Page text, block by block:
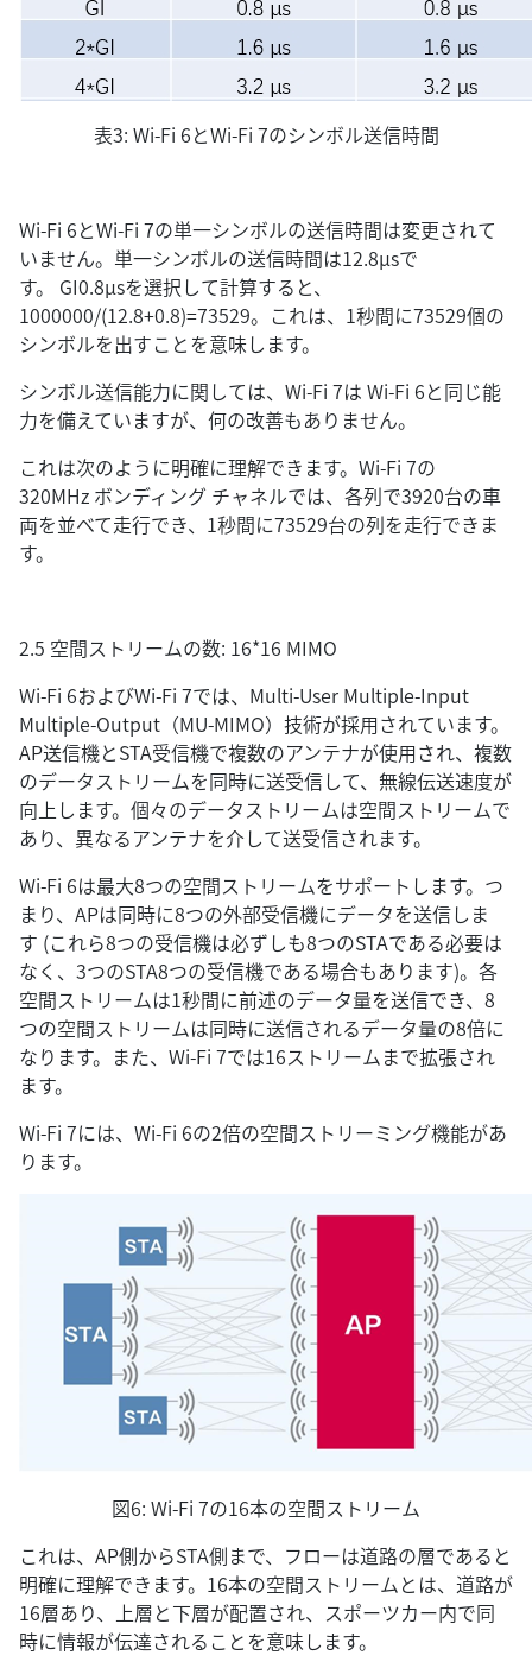
表3: Wi-Fi 6とWi-Fi 7のシンボル送信時間
Wi-Fi 6とWi-Fi 7の単一シンボルの送信時間は変更されて
いません。単一シンボルの送信時間は12.8μsで
す。 GI0.8μsを選択して計算すると、
1000000/(12.8+0.8)=73529。これは、1秒間に73529個の
シンボルを出すことを意味します。
シンボル送信能力に関しては、Wi-Fi 7は Wi-Fi 6と同じ能
力を備えていますが、何の改善もありません。
これは次のように明確に理解できます。Wi-Fi 7の
320MHz ボンディング チャネルでは、各列で3920台の車
両を並べて走行でき、1秒間に73529台の列を走行できま
す。
2.5 空間ストリームの数: 16*16 MIMO
Wi-Fi 6およびWi-Fi 7では、Multi-User Multiple-Input
Multiple-Output（MU-MIMO）技術が採用されています。
AP送信機とSTA受信機で複数のアンテナが使用され、複数
のデータストリームを同時に送受信して、無線伝送速度が
向上します。個々のデータストリームは空間ストリームで
あり、異なるアンテナを介して送受信されます。
Wi-Fi 6は最大8つの空間ストリームをサポートします。つ
まり、APは同時に8つの外部受信機にデータを送信しま
す (これら8つの受信機は必ずしも8つのSTAである必要は
なく、3つのSTA8つの受信機である場合もあります)。各
空間ストリームは1秒間に前述のデータ量を送信でき、8
つの空間ストリームは同時に送信されるデータ量の8倍に
なります。また、Wi-Fi 7では16ストリームまで拡張され
ます。
Wi-Fi 7には、Wi-Fi 6の2倍の空間ストリーミング機能があ
ります。
図6: Wi-Fi 7の16本の空間ストリーム
これは、AP側からSTA側まで、フローは道路の層であると
明確に理解できます。16本の空間ストリームとは、道路が
16層あり、上層と下層が配置され、スポーツカー内で同
時に情報が伝達されることを意味します。